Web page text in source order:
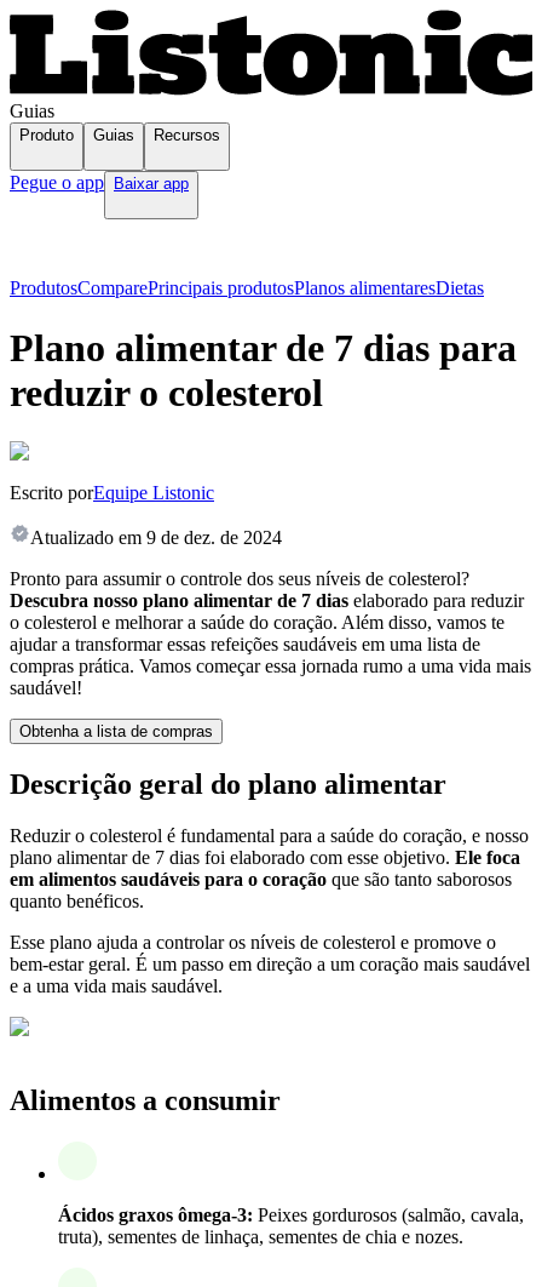
Guias
Produto Guias Recursos
Pegue o app Baixar app
ProdutosComparePrincipais produtosPlanos alimentaresDietas
Plano alimentar de 7 dias para
reduzir o colesterol
Escrito porEquipe Listonic
Atualizado em 9 de dez. de 2024
Pronto para assumir o controle dos seus níveis de colesterol?
Descubra nosso plano alimentar de 7 dias elaborado para reduzir
o colesterol e melhorar a saúde do coração. Além disso, vamos te
ajudar a transformar essas refeições saudáveis em uma lista de
compras prática. Vamos começar essa jornada rumo a uma vida mais
saudável!
Obtenha a lista de compras
Descrição geral do plano alimentar
Reduzir o colesterol é fundamental para a saúde do coração, e nosso
plano alimentar de 7 dias foi elaborado com esse objetivo. Ele foca
em alimentos saudáveis para o coração que são tanto saborosos
quanto benéficos.
Esse plano ajuda a controlar os níveis de colesterol e promove o
bem-estar geral. É um passo em direção a um coração mais saudável
e a uma vida mais saudável.
Alimentos a consumir
Ácidos graxos ômega-3: Peixes gordurosos (salmão, cavala,
truta), sementes de linhaça, sementes de chia e nozes.